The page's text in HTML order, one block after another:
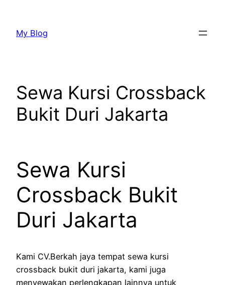
konten
My Blog
Sewa Kursi Crossback
Bukit Duri Jakarta
Sewa Kursi
Crossback Bukit
Duri Jakarta
Kami CV.Berkah jaya tempat sewa kursi
crossback bukit duri jakarta, kami juga
menyewakan perlengkapan lainnya untuk